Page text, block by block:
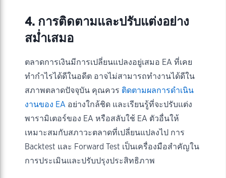
4. การติดตามและปรับแต่งอย่าง
สม่ำเสมอ
ตลาดการเงินมีการเปลี่ยนแปลงอยู่เสมอ EA ที่เคย
ทำกำไรได้ดีในอดีต อาจไม่สามารถทำงานได้ดีใน
สภาพตลาดปัจจุบัน คุณควร ติดตามผลการดำเนิน
งานของ EA อย่างใกล้ชิด และเรียนรู้ที่จะปรับแต่ง
พารามิเตอร์ของ EA หรือสลับใช้ EA ตัวอื่นให้
เหมาะสมกับสภาวะตลาดที่เปลี่ยนแปลงไป การ
Backtest และ Forward Test เป็นเครื่องมือสำคัญใน
การประเมินและปรับปรุงประสิทธิภาพ